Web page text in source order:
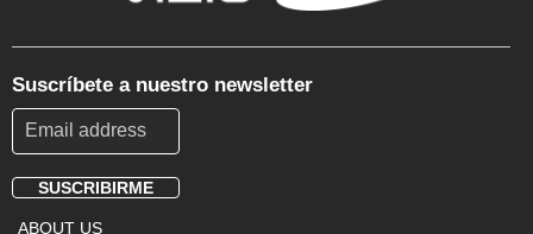
Suscríbete a nuestro newsletter
SUSCRIBIRME
ABOUT US